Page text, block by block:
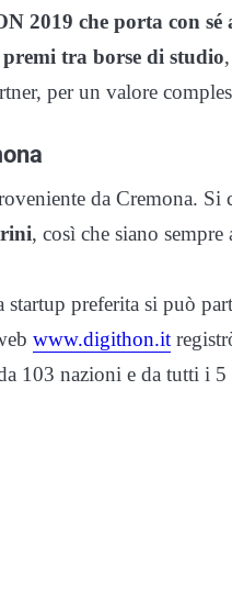
2019 che porta con sé
tra borse di studio
per un valore
da Cremona. Si
, così che siano
preferita si può
www.digithon.it
103 nazioni e da tutti i 5